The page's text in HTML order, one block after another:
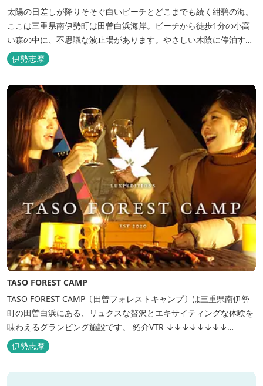
太陽の日差しが降りそそぐ白いビーチとどこまでも続く紺碧の海。
ここは三重県南伊勢町は田曽白浜海岸。ビーチから徒歩1分の小高
い森の中に、不思議な波止場があります。やさしい木陰に停泊する
のは3艇のヨット。日本初の森のマリーナです。 航海の気分高まる
インテリアは見た目からは想像できないほど広く、くつろぎの空
間。夏場でもエアコン完備で快適にお過ごしいただけます。甲板の
上に寝転んで夜空を見上げれば...
伊勢志摩
TASO FOREST CAMP
TASO FOREST CAMP〔田曽フォレストキャンプ〕は三重県南伊勢
町の田曽白浜にある、リュクスな贅沢とエキサイティングな体験を
味わえるグランピング施設です。 紹介VTR ↓↓↓↓↓↓↓↓
https://www.youtube.com/watch?v=jpF0wPRjqSw
伊勢志摩